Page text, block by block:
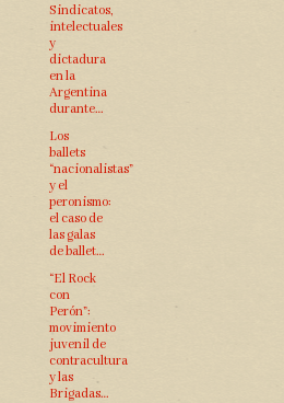
Sindicatos,
intelectuales
y
dictadura
en la
Argentina
durante…
Los
ballets
“nacionalistas”
y el
peronismo:
el caso de
las galas
de ballet…
“El Rock
con
Perón”:
movimiento
juvenil de
contracultura
y las
Brigadas…